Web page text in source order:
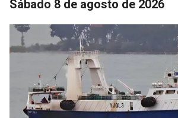
Sábado 8 de agosto de 2026